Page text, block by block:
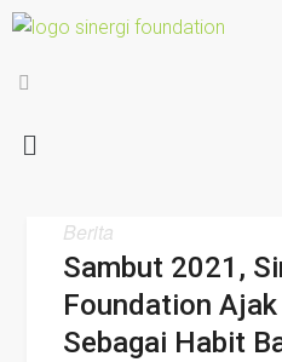
Berita
Sambut 2021,
Foundation
Sebagai Habit